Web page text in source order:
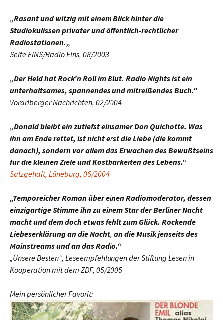
„Rasant und witzig mit einem Blick hinter die
Studiokulissen privater und öffentlich-rechtlicher
Radiostationen.„
Seite EINS/Radio Eins, 08/2003
„Der Held hat Rock’n Roll im Blut. Radio Nights ist ein
unterhaltsames, spannendes und mitreißendes Buch.“
Vorarlberger Nachrichten, 02/2004
„Donald bleibt ein zutiefst einsamer Don Quichotte. Was
ihn am Ende rettet, ist nicht erst die Liebe (die kommt
danach), sondern vor allem das Erwachen des Bewußtseins
für die kleinen Ziele und Kostbarkeiten des Lebens.“
Salzgehalt, Lüneburg, 06/2004
„Temporeicher Roman über einen Radiomoderator, dessen
einzigartige Stimme ihn zu einem Star der Berliner Nacht
macht und dem doch etwas fehlt zum Glück. Rockende
Liebeserklärung an die Nacht, an die Musik jenseits des
Mainstreams und an das Radio.“
„Unsere Besten“, Leseempfehlungen der Stiftung Lesen in
Kooperation mit dem ZDF, 05/2005
Mein persönlicher Favorit: